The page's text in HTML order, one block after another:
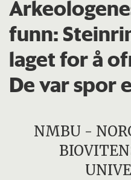
funn:
laget for å
De var spor
NMBU -